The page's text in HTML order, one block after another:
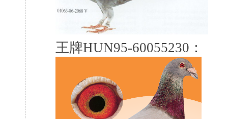
王牌HUN95-60055230：